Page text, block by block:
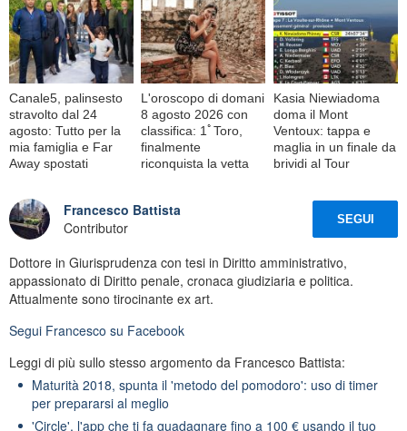
Canale5, palinsesto
stravolto dal 24
agosto: Tutto per la
mia famiglia e Far
Away spostati
L'oroscopo di domani
8 agosto 2026 con
classifica: 1ﾟToro,
finalmente
riconquista la vetta
Kasia Niewiadoma
doma il Mont
Ventoux: tappa e
maglia in un finale da
brividi al Tour
Francesco Battista
Contributor
SEGUI
Dottore in Giurisprudenza con tesi in Diritto amministrativo,
appassionato di Diritto penale, cronaca giudiziaria e politica.
Attualmente sono tirocinante ex art.
Segui Francesco su Facebook
Leggi di più sullo stesso argomento da Francesco Battista:
Maturità 2018, spunta il 'metodo del pomodoro': uso di timer
per prepararsi al meglio
'Circle', l'app che ti fa guadagnare fino a 100 € usando il tuo